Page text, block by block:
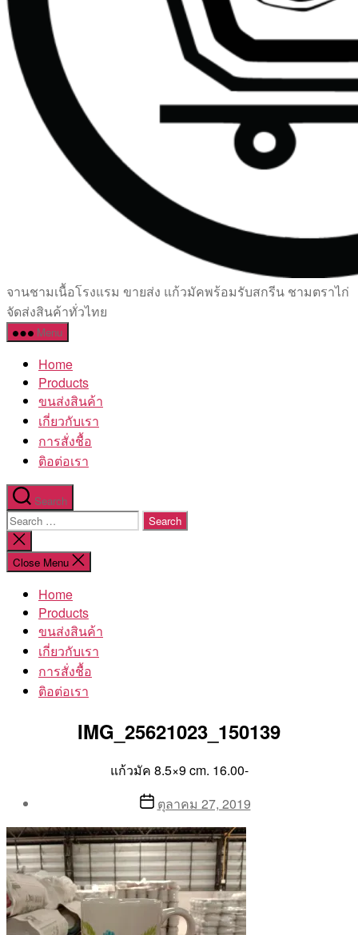
เซรามิค
ครบ
ครัน
โรงงาน
จานชามเนื้อโรงแรม ขายส่ง แก้วมัคพร้อมรับสกรีน ชามตราไก่
จัดส่งสินค้าทั่วไทย
Menu
Home
Products
ขนส่งสินค้า
เกี่ยวกับเรา
การสั่งชื้อ
ติอต่อเรา
Search
Search
for:
Close
search
Close Menu
Home
Products
ขนส่งสินค้า
เกี่ยวกับเรา
การสั่งชื้อ
ติอต่อเรา
IMG_25621023_150139
แก้วมัค 8.5×9 cm. 16.00-
By
Aea
Postตุลาคม 27, 2019